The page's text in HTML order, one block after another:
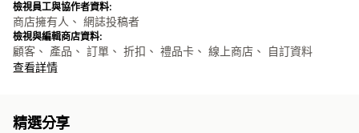
檢視員工與協作者資料:
商店擁有人、 網誌投稿者
檢視與編輯商店資料:
顧客、 產品、 訂單、 折扣、 禮品卡、 線上商店、 自訂資料
查看詳情
精選分享